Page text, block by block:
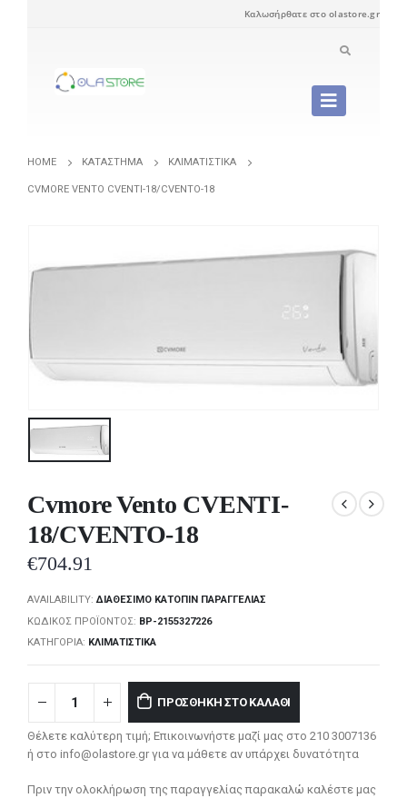
Καλωσήρθατε στο olastore.gr
HOME ΚΑΤΆΣΤΗΜΑ ΚΛΙΜΑΤΙΣΤΙΚΆ
CVMORE VENTO CVENTI-18/CVENTO-18
Cvmore Vento CVENTI-
18/CVENTO-18
€704.91
AVAILABILITY:ΔΙΑΘΈΣΙΜΟ ΚΑΤΌΠΙΝ ΠΑΡΑΓΓΕΛΊΑΣ
ΚΩΔΙΚΌΣ ΠΡΟΪΌΝΤΟΣ: BP-2155327226
ΚΑΤΗΓΟΡΊΑ: ΚΛΙΜΑΤΙΣΤΙΚΆ
ΠΡΟΣΘΉΚΗ ΣΤΟ ΚΑΛΆΘΙ
Θέλετε καλύτερη τιμή; Επικοινωνήστε μαζί μας στο 210 3007136
ή στο info@olastore.gr για να μάθετε αν υπάρχει δυνατότητα
Πριν την ολοκλήρωση της παραγγελίας παρακαλώ καλέστε μας